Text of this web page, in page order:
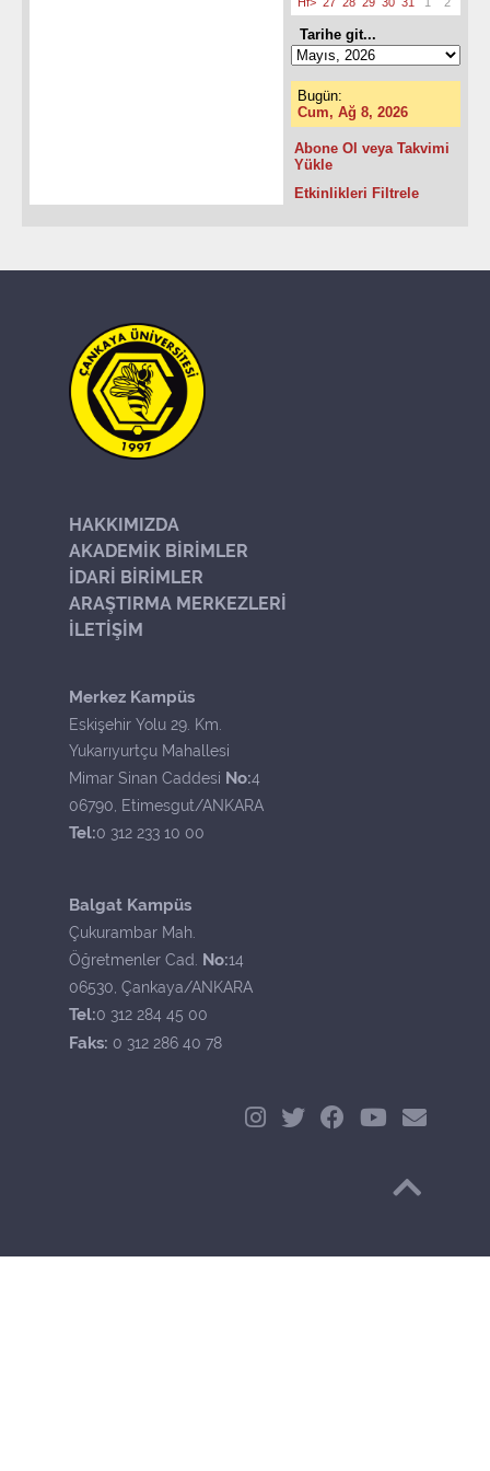
Tarihe git...
Bugün:
Cum, Ağ 8, 2026
Abone Ol veya Takvimi
Yükle
Etkinlikleri Filtrele
HAKKIMIZDA
AKADEMİK BİRİMLER
İDARİ BİRİMLER
ARAŞTIRMA MERKEZLERİ
İLETİŞİM
Merkez Kampüs
Eskişehir Yolu 29. Km.
Yukarıyurtçu Mahallesi
Mimar Sinan Caddesi No:4
06790, Etimesgut/ANKARA
Tel:0 312 233 10 00
Balgat Kampüs
Çukurambar Mah.
Öğretmenler Cad. No:14
06530, Çankaya/ANKARA
Tel:0 312 284 45 00
Faks: 0 312 286 40 78